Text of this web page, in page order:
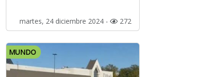
martes, 24 diciembre 2024 - 272
MUNDO